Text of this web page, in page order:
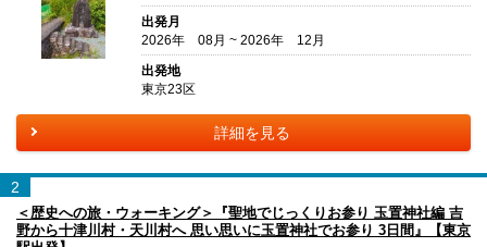
出発月
2026年 08月 ~ 2026年 12月
出発地
東京23区
詳細を見る
2
＜歴史への旅・ウォーキング＞『聖地でじっくりお参り 玉置神社編 吉
野から十津川村・天川村へ 思い思いに玉置神社でお参り 3日間』【東京